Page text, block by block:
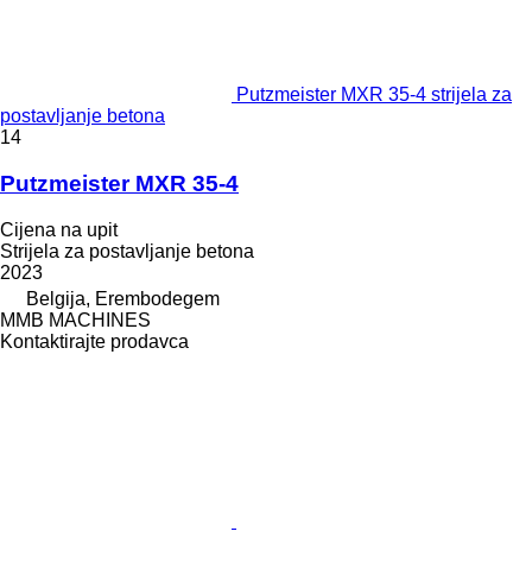
Putzmeister MXR 35-4 strijela za
postavljanje betona
14
Putzmeister MXR 35-4
Cijena na upit
Strijela za postavljanje betona
2023
Belgija, Erembodegem
MMB MACHINES
Kontaktirajte prodavca